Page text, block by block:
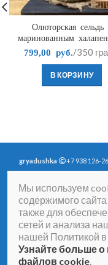
Олюторская сельдь
маринованным
799,00 руб. /350
В КОРЗИНУ
gryadushka +7 938 126-
конфиденциальности.
Согласие на
рассылки рекламно-
информационных
материалов
Договор-оферта
Согласие на
персональных данных
Мы используем
содержимого
также для
сетей и анализа
нашей Политикой
Узнайте больше
файлов cookie.